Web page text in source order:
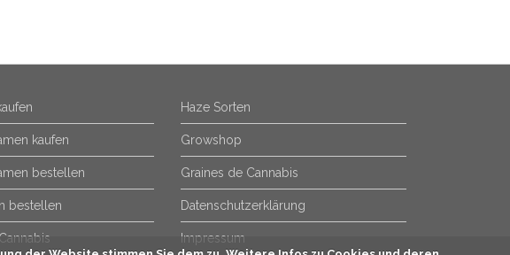
kaufen
bestellen
bestellen
Haze Sorten
Growshop
Graines de Cannabis
Datenschutzerklärung
Impressum